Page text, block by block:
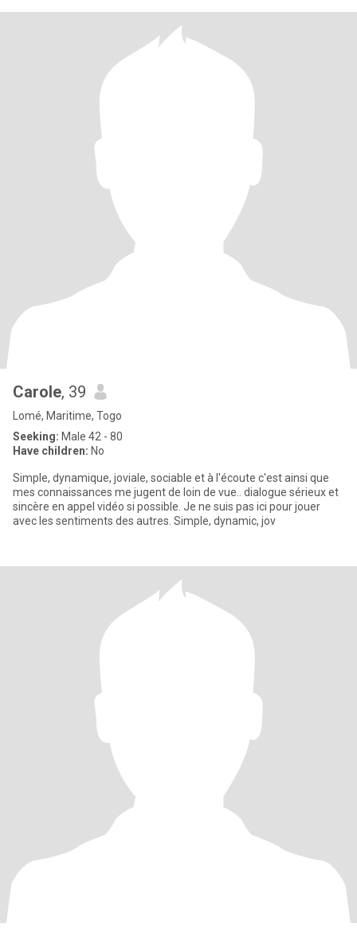
Carole, 39
Lomé, Maritime, Togo
Seeking: Male 42 - 80
Have children: No
Simple, dynamique, joviale, sociable et à l'écoute c'est ainsi que
mes connaissances me jugent de loin de vue.. dialogue sérieux et
sincère en appel vidéo si possible. Je ne suis pas ici pour jouer
avec les sentiments des autres. Simple, dynamic, jov